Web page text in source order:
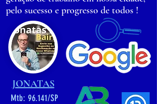
pelo sucesso e progresso de todos !
JONATAS
Mtb: 96.141/SP